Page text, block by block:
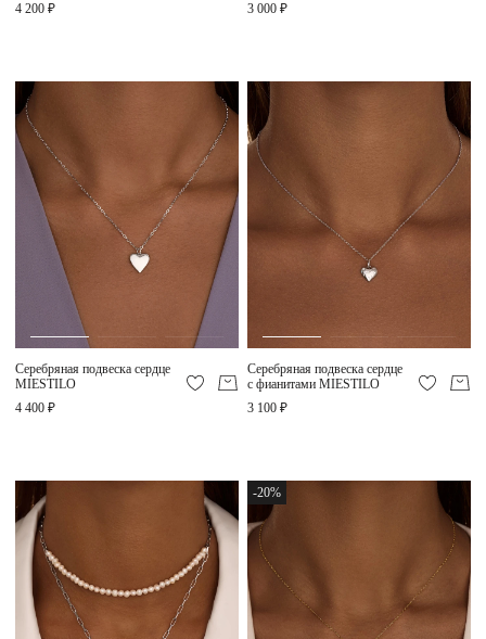
4 200 ₽
3 000 ₽
Серебряная подвеска сердце
MIESTILO
4 400 ₽
Серебряная подвеска сердце
с фианитами MIESTILO
3 100 ₽
-20%